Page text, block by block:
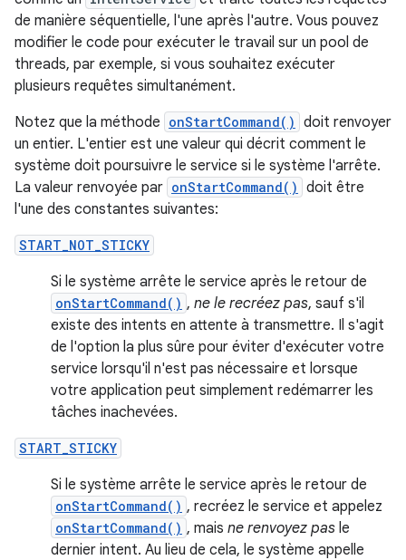
de manière séquentielle, l'une après l'autre. Vous pouvez
modifier le code pour exécuter le travail sur un pool de
threads, par exemple, si vous souhaitez exécuter
plusieurs requêtes simultanément.
Notez que la méthode onStartCommand() doit renvoyer
un entier. L'entier est une valeur qui décrit comment le
système doit poursuivre le service si le système l'arrête.
La valeur renvoyée par onStartCommand() doit être
l'une des constantes suivantes:
START_NOT_STICKY
Si le système arrête le service après le retour de
onStartCommand() , ne le recréez pas, sauf s'il
existe des intents en attente à transmettre. Il s'agit
de l'option la plus sûre pour éviter d'exécuter votre
service lorsqu'il n'est pas nécessaire et lorsque
votre application peut simplement redémarrer les
tâches inachevées.
START_STICKY
Si le système arrête le service après le retour de
onStartCommand() , recréez le service et appelez
onStartCommand() , mais ne renvoyez pas le
dernier intent. Au lieu de cela, le système appelle